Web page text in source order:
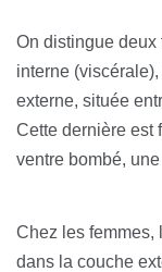
On distingue deux
interne
externe, située
Cette dernière est
ventre bombé,
Chez les femmes,
dans la couche